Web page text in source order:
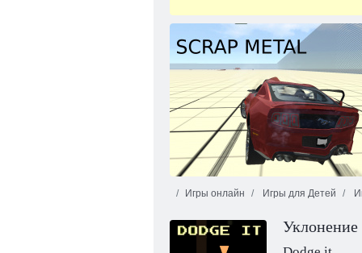
Онлайн круг
Игры онлайн Игры для Детей
Уклонение